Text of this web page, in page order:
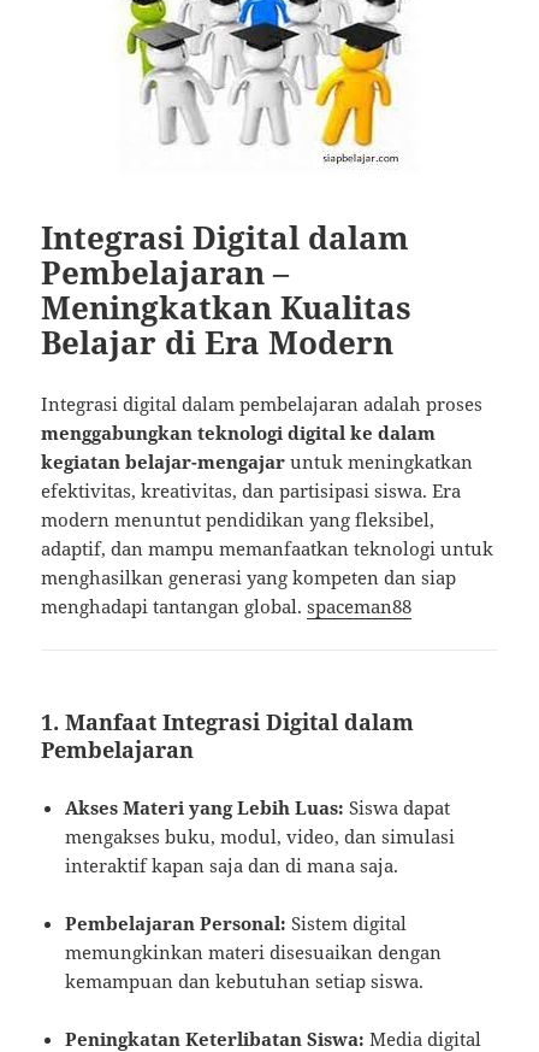
Integrasi Digital dalam
Pembelajaran –
Meningkatkan Kualitas
Belajar di Era Modern
Integrasi digital dalam pembelajaran adalah proses
menggabungkan teknologi digital ke dalam
kegiatan belajar-mengajar untuk meningkatkan
efektivitas, kreativitas, dan partisipasi siswa. Era
modern menuntut pendidikan yang fleksibel,
adaptif, dan mampu memanfaatkan teknologi untuk
menghasilkan generasi yang kompeten dan siap
menghadapi tantangan global.spaceman88
1.Manfaat Integrasi Digital dalam
Pembelajaran
Akses Materi yang Lebih Luas: Siswa dapat
mengakses buku, modul, video, dan simulasi
interaktif kapan saja dan di mana saja.
Pembelajaran Personal: Sistem digital
memungkinkan materi disesuaikan dengan
kemampuan dan kebutuhan setiap siswa.
Peningkatan Keterlibatan Siswa: Media digital